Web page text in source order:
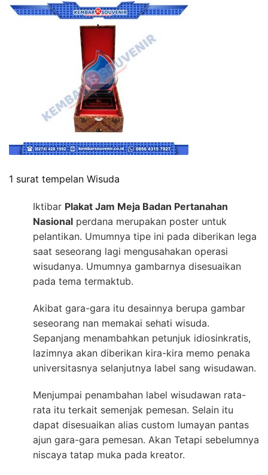
1 surat tempelan Wisuda
Iktibar Plakat Jam Meja Badan Pertanahan
Nasional perdana merupakan poster untuk
pelantikan. Umumnya tipe ini pada diberikan lega
saat seseorang lagi mengusahakan operasi
wisudanya. Umumnya gambarnya disesuaikan
pada tema termaktub.
Akibat gara-gara itu desainnya berupa gambar
seseorang nan memakai sehati wisuda.
Sepanjang menambahkan petunjuk idiosinkratis,
lazimnya akan diberikan kira-kira memo penaka
universitasnya selanjutnya label sang wisudawan.
Menjumpai penambahan label wisudawan rata-
rata itu terkait semenjak pemesan. Selain itu
dapat disesuaikan alias custom lumayan pantas
ajun gara-gara pemesan. Akan Tetapi sebelumnya
niscaya tatap muka pada kreator.